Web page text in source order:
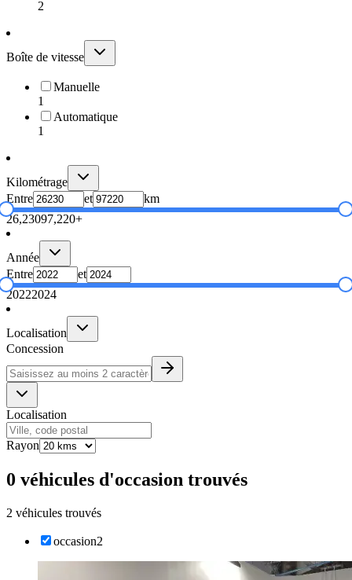
2
Boîte de vitesse
Manuelle
1
Automatique
1
Kilométrage
Entre
et
km
26,23097,220+
Année
Entre
et
20222024
Localisation
Concession
Localisation
Rayon
0 véhicules d'occasion trouvés
2 véhicules trouvés
occasion2